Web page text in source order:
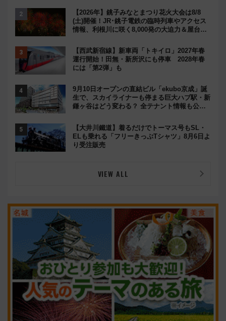
【2026年】銚子みなとまつり花火大会は8/8
(土)開催！JR･銚子電鉄の臨時列車やアクセス
情報、利根川に咲く8,000発の大迫力＆屋台を
【西武新宿線】新車両「トキイロ」2027年春
運行開始！田無・新所沢にも停車 2028年春
には「第2弾」も
9月10日オープンの直結ビル「ekubo京成」誕
生で、スカイライナーも停まる巨大ハブ駅・新
鎌ヶ谷はどう変わる？ 全テナント情報も公
【大井川鐵道】着るだけでトーマス号もSL・
ELも乗れる「フリーきっぷTシャツ」8月6日よ
り受注販売
VIEW ALL